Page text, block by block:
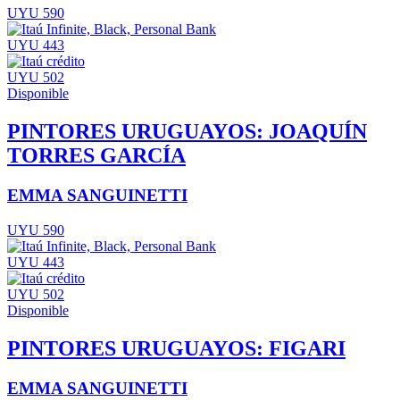
UYU 590
UYU 443
UYU 502
Disponible
PINTORES URUGUAYOS: JOAQUÍN
TORRES GARCÍA
EMMA SANGUINETTI
UYU 590
UYU 443
UYU 502
Disponible
PINTORES URUGUAYOS: FIGARI
EMMA SANGUINETTI